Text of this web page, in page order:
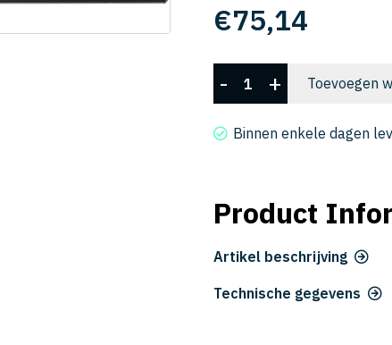
€75,14
CSELB
2040-
400
- + Toevoegen
Binnen enkele dagen
Product
Artikel beschrijving
Technische gegevens